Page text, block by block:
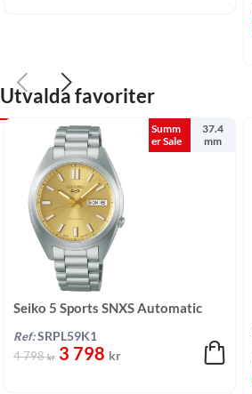
Utvalda favoriter
Summ
er Sale
37.4
mm
Seiko 5 Sports SNXS Automatic
Ref:SRPL59K1
4 798kr 3 798 kr